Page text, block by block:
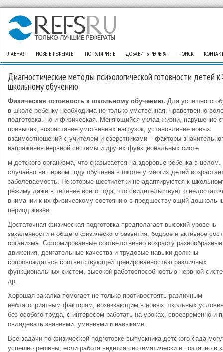
ГЛАВНАЯ НОВЫЕ РЕФЕРАТЫ ПОПУЛЯРНЫЕ ДОБАВИТЬ РЕФЕРАТ ПОИСК
Диагностические методы психологической готовности детей к
школьному обучению
Физическая готовность к школьному обучению. Для успешного
в школе ребенку необходима не только умственная, нравственно-
подготовка, но и физическая. Меняющийся уклад жизни, нарушение
привычек, возрастание умственных нагрузок, установление новых
взаимоотношений с учителем и сверстниками – факторы
напряжения нервной системы и других функциональных систе
м детского организма, что сказывается на здоровье ребенка в целом.
случайно на первом году обучения в школе у многих детей
заболеваемость. Некоторые шестилетки не адаптируются к
режиму даже в течение всего года, что свидетельствует о
внимании к их физическому состоянию в предшествующий
период жизни.
Достаточная физическая подготовка предполагает высокий уровень
закаленности и общего физического развития, бодрое и активное
организма. Сформированные соответственно возрасту разнообразные
движения, двигательные качества и трудовые навыки должны
сопровождаться соответствующей тренированностью различных
функциональных систем, высокой работоспособностью нервной
др.
Хорошая закалка помогает не только противостоять различным
неблагоприятным факторам, возникающим в новых школьных
без особого труда, с интересом работать на уроках, своевременно и
овладевать знаниями, умениями и навыками.
Все задачи по физической подготовке выпускника детского сада
успешно решены, если работа ведется систематически и поэтапно в